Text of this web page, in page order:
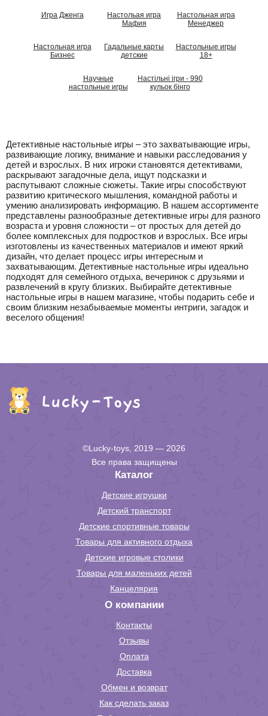
Игра Дженга
Настольая игра
Мафия
Настольная игра
Менеджер
Настольная игра
Бизнес
Гадальные карты
детские
Настольные игры
18+
Научные
настольные игры
Настільні ігри - 990
кульок бінго
Детективные настольные игры – это захватывающие игры,
развивающие логику, внимание и навыки расследования у
детей и взрослых. В них игроки становятся детективами,
раскрывают загадочные дела, ищут подсказки и
распутывают сложные сюжеты. Такие игры способствуют
развитию критического мышления, командной работы и
умению анализировать информацию. В нашем ассортименте
представлены разнообразные детективные игры для разного
возраста и уровня сложности – от простых для детей до
более комплексных для подростков и взрослых. Все игры
изготовлены из качественных материалов и имеют яркий
дизайн, что делает процесс игры интересным и
захватывающим. Детективные настольные игры идеально
подходят для семейного отдыха, вечеринок с друзьями и
развлечений в кругу близких. Выбирайте детективные
настольные игры в нашем магазине, чтобы подарить себе и
своим близким незабываемые моменты интриги, загадок и
веселого общения!
©Lucky-toys, 2019 — 2026
Все права защищены
Каталог
Детские игрушки
Детский транспорт
Детские спортивные товары
Товары для активного отдыха
Детские игровые столики
Товары для маленьких детей
Канцелярия
О компании
Контакты
Отзывы
Оплата
Доставка
Обмен и возврат
Как сделать заказ